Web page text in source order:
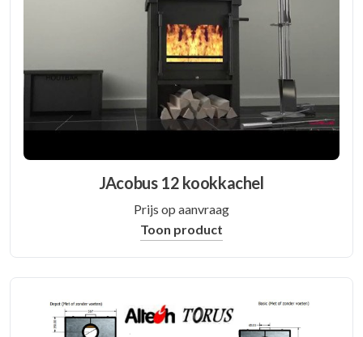
JAcobus 12 kookkachel
Prijs op aanvraag
Toon product